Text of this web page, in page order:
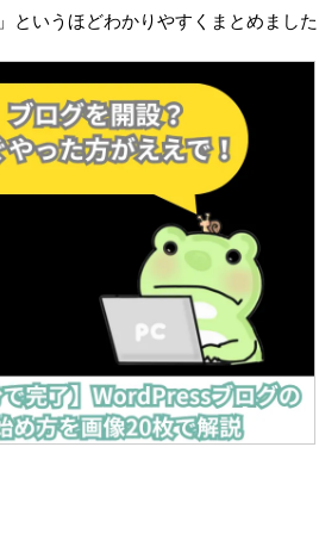
というほどわかりやすくまとめまし